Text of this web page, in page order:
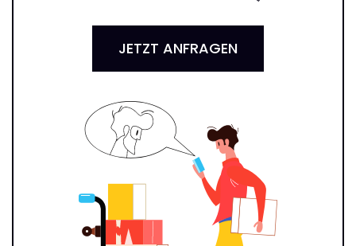
JETZT ANFRAGEN